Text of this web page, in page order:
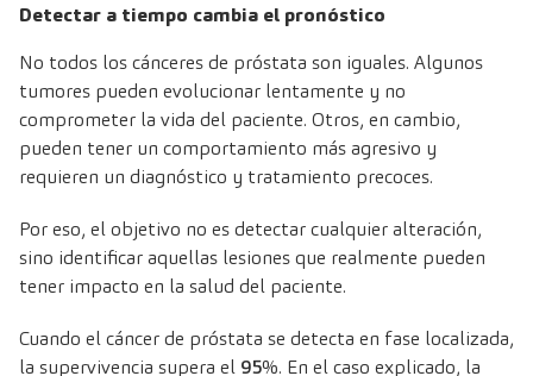
Detectar a tiempo cambia el pronóstico
No todos los cánceres de próstata son iguales. Algunos
tumores pueden evolucionar lentamente y no
comprometer la vida del paciente. Otros, en cambio,
pueden tener un comportamiento más agresivo y
requieren un diagnóstico y tratamiento precoces.
Por eso, el objetivo no es detectar cualquier alteración,
sino identificar aquellas lesiones que realmente pueden
tener impacto en la salud del paciente.
Cuando el cáncer de próstata se detecta en fase localizada,
la supervivencia supera el 95%. En el caso explicado, la